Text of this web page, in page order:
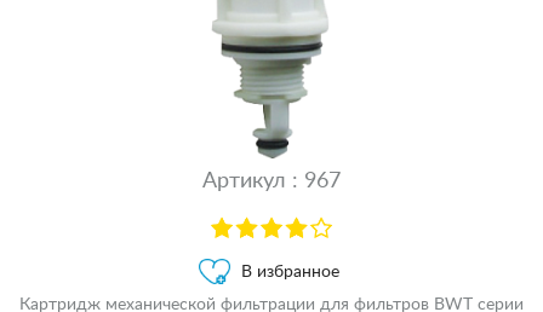
Артикул : 967
В избранное
Картридж механической фильтрации для фильтров BWT серии